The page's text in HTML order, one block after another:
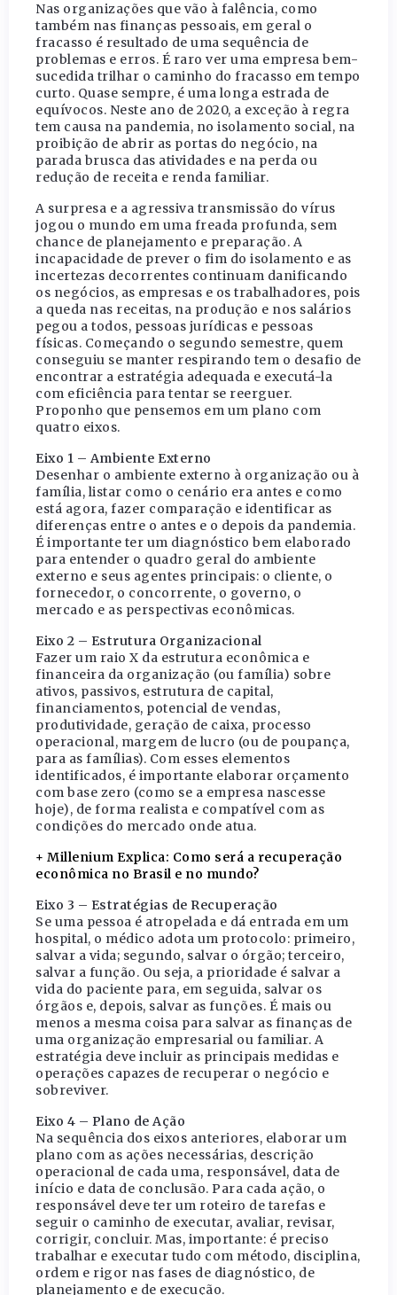
Nas organizações que vão à falência, como
também nas finanças pessoais, em geral o
fracasso é resultado de uma sequência de
problemas e erros. É raro ver uma empresa bem-
sucedida trilhar o caminho do fracasso em tempo
curto. Quase sempre, é uma longa estrada de
equívocos. Neste ano de 2020, a exceção à regra
tem causa na pandemia, no isolamento social, na
proibição de abrir as portas do negócio, na
parada brusca das atividades e na perda ou
redução de receita e renda familiar.
A surpresa e a agressiva transmissão do vírus
jogou o mundo em uma freada profunda, sem
chance de planejamento e preparação. A
incapacidade de prever o fim do isolamento e as
incertezas decorrentes continuam danificando
os negócios, as empresas e os trabalhadores, pois
a queda nas receitas, na produção e nos salários
pegou a todos, pessoas jurídicas e pessoas
físicas. Começando o segundo semestre, quem
conseguiu se manter respirando tem o desafio de
encontrar a estratégia adequada e executá-la
com eficiência para tentar se reerguer.
Proponho que pensemos em um plano com
quatro eixos.
Eixo 1 – Ambiente Externo
Desenhar o ambiente externo à organização ou à
família, listar como o cenário era antes e como
está agora, fazer comparação e identificar as
diferenças entre o antes e o depois da pandemia.
É importante ter um diagnóstico bem elaborado
para entender o quadro geral do ambiente
externo e seus agentes principais: o cliente, o
fornecedor, o concorrente, o governo, o
mercado e as perspectivas econômicas.
Eixo 2 – Estrutura Organizacional
Fazer um raio X da estrutura econômica e
financeira da organização (ou família) sobre
ativos, passivos, estrutura de capital,
financiamentos, potencial de vendas,
produtividade, geração de caixa, processo
operacional, margem de lucro (ou de poupança,
para as famílias). Com esses elementos
identificados, é importante elaborar orçamento
com base zero (como se a empresa nascesse
hoje), de forma realista e compatível com as
condições do mercado onde atua.
+ Millenium Explica: Como será a recuperação
econômica no Brasil e no mundo?
Eixo 3 – Estratégias de Recuperação
Se uma pessoa é atropelada e dá entrada em um
hospital, o médico adota um protocolo: primeiro,
salvar a vida; segundo, salvar o órgão; terceiro,
salvar a função. Ou seja, a prioridade é salvar a
vida do paciente para, em seguida, salvar os
órgãos e, depois, salvar as funções. É mais ou
menos a mesma coisa para salvar as finanças de
uma organização empresarial ou familiar. A
estratégia deve incluir as principais medidas e
operações capazes de recuperar o negócio e
sobreviver.
Eixo 4 – Plano de Ação
Na sequência dos eixos anteriores, elaborar um
plano com as ações necessárias, descrição
operacional de cada uma, responsável, data de
início e data de conclusão. Para cada ação, o
responsável deve ter um roteiro de tarefas e
seguir o caminho de executar, avaliar, revisar,
corrigir, concluir. Mas, importante: é preciso
trabalhar e executar tudo com método, disciplina,
ordem e rigor nas fases de diagnóstico, de
planejamento e de execução.